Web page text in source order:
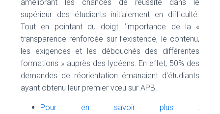
améliorant les chances de réussite dans le
supérieur des étudiants initialement en difficulté.
Tout en pointant du doigt l’importance de la «
transparence renforcée sur l’existence, le contenu,
les exigences et les débouchés des différentes
formations » auprès des lycéens. En effet, 50% des
demandes de réorientation émanaient d’étudiants
ayant obtenu leur premier vœu sur APB.
Pour en savoir plus :